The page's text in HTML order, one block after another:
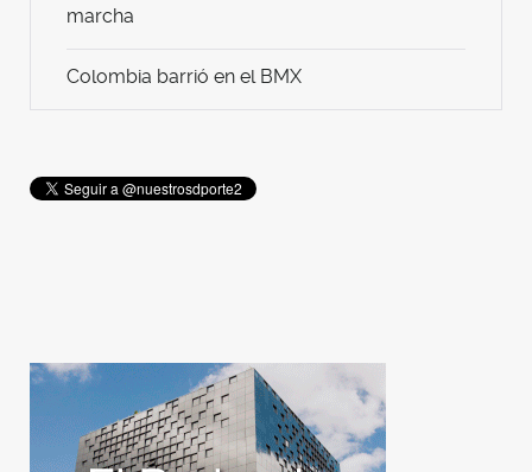
marcha
Colombia barrió en el BMX